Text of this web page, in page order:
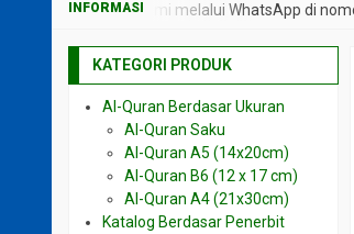
admin kami melalui WhatsApp di nomor
KATEGORI PRODUK
Al-Quran Berdasar Ukuran
Al-Quran Saku
Al-Quran A5 (14x20cm)
Al-Quran B6 (12 x 17 cm)
Al-Quran A4 (21x30cm)
Katalog Berdasar Penerbit